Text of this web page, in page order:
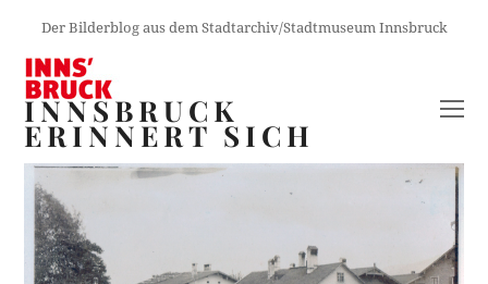
Der Bilderblog aus dem Stadtarchiv/Stadtmuseum Innsbruck
INNSBRUCK
ERINNERT SICH